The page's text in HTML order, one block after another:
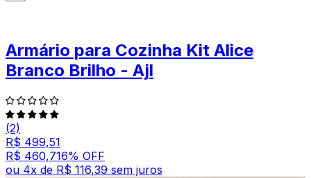
Armário para Cozinha Kit Alice
Branco Brilho - Ajl
(2)
R$ 499,51
R$ 460,716% OFF
ou 4x de R$ 116,39 sem juros